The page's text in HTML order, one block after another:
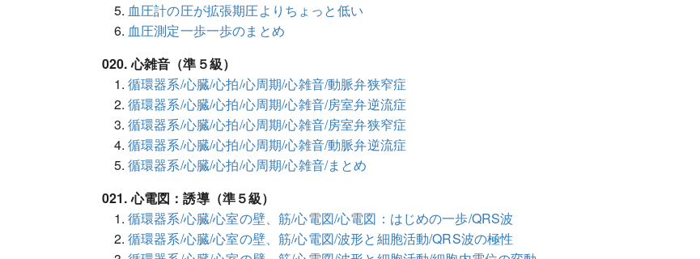
血圧計の圧が拡張期圧よりちょっと低い
血圧測定一歩一歩のまとめ
020. 心雑音（準５級）
循環器系/心臓/心拍/心周期/心雑音/動脈弁狭窄症
循環器系/心臓/心拍/心周期/心雑音/房室弁逆流症
循環器系/心臓/心拍/心周期/心雑音/房室弁狭窄症
循環器系/心臓/心拍/心周期/心雑音/動脈弁逆流症
循環器系/心臓/心拍/心周期/心雑音/まとめ
021. 心電図：誘導（準５級）
循環器系/心臓/心室の壁、筋/心電図/心電図：はじめの一歩/QRS波
循環器系/心臓/心室の壁、筋/心電図/波形と細胞活動/QRS波の極性